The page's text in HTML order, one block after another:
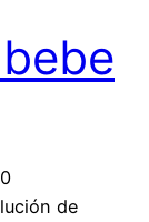
de